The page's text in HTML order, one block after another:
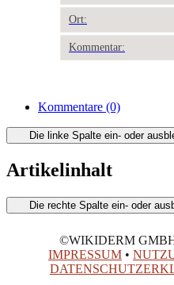
Ort:
Kommentar:
Kommentare (0)
Die linke Spalte ein- oder
Artikelinhalt
Die rechte Spalte ein- oder
IMPRESSUM •